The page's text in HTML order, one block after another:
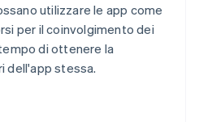
utilizzare le app come
per il coinvolgimento dei
di ottenere la
dell'app stessa.